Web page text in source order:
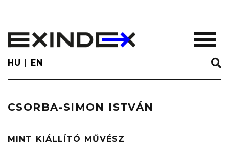
main
content
HU EN
CSORBA-SIMON ISTVÁN
MINT KIÁLLÍTÓ MŰVÉSZ